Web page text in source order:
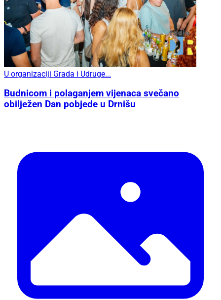
U organizaciji Grada i Udruge...
Budnicom i polaganjem vijenaca svečano
obilježen Dan pobjede u Drnišu